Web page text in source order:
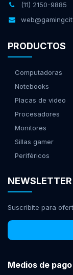
(11) 2150-9885
PRODUCTOS
Computadoras
Notebooks
Placas de video
Procesadores
Monitores
Sillas gamer
Periféricos
NEWSLETTER
Suscribite para
Medios de pago